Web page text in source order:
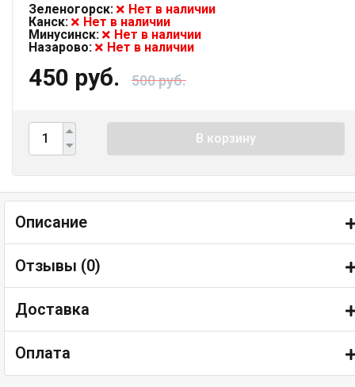
Зеленогорск:
Нет в наличии
Канск:
Нет в наличии
Минусинск:
Нет в наличии
Назарово:
Нет в наличии
450 руб. 500 руб.
В корзину
Описание
Отзывы (0)
Доставка
Оплата